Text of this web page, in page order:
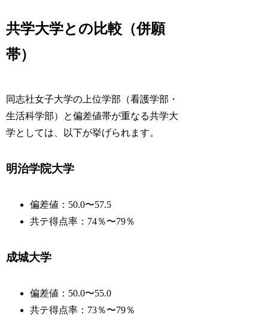
共学大学との比較（併願
帯）
同志社女子大学の上位学部（看護学部・
生活科学部）と偏差値帯が重なる共学大
学としては、以下が挙げられます。
明治学院大学
偏差値：50.0〜57.5
共テ得点率：74％〜79％
成城大学
偏差値：50.0〜55.0
共テ得点率：73％〜79％